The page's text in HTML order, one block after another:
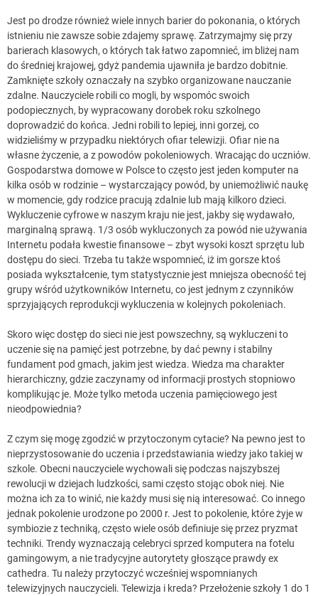
Jest po drodze również wiele innych barier do pokonania, o których
istnieniu nie zawsze sobie zdajemy sprawę. Zatrzymajmy się przy
barierach klasowych, o których tak łatwo zapomnieć, im bliżej nam
do średniej krajowej, gdyż pandemia ujawniła je bardzo dobitnie.
Zamknięte szkoły oznaczały na szybko organizowane nauczanie
zdalne. Nauczyciele robili co mogli, by wspomóc swoich
podopiecznych, by wypracowany dorobek roku szkolnego
doprowadzić do końca. Jedni robili to lepiej, inni gorzej, co
widzieliśmy w przypadku niektórych ofiar telewizji. Ofiar nie na
własne życzenie, a z powodów pokoleniowych. Wracając do uczniów.
Gospodarstwa domowe w Polsce to często jest jeden komputer na
kilka osób w rodzinie – wystarczający powód, by uniemożliwić naukę
w momencie, gdy rodzice pracują zdalnie lub mają kilkoro dzieci.
Wykluczenie cyfrowe w naszym kraju nie jest, jakby się wydawało,
marginalną sprawą. 1/3 osób wykluczonych za powód nie używania
Internetu podała kwestie finansowe – zbyt wysoki koszt sprzętu lub
dostępu do sieci. Trzeba tu także wspomnieć, iż im gorsze ktoś
posiada wykształcenie, tym statystycznie jest mniejsza obecność tej
grupy wśród użytkowników Internetu, co jest jednym z czynników
sprzyjających reprodukcji wykluczenia w kolejnych pokoleniach.
Skoro więc dostęp do sieci nie jest powszechny, są wykluczeni to
uczenie się na pamięć jest potrzebne, by dać pewny i stabilny
fundament pod gmach, jakim jest wiedza. Wiedza ma charakter
hierarchiczny, gdzie zaczynamy od informacji prostych stopniowo
komplikując je. Może tylko metoda uczenia pamięciowego jest
nieodpowiednia?
Z czym się mogę zgodzić w przytoczonym cytacie? Na pewno jest to
nieprzystosowanie do uczenia i przedstawiania wiedzy jako takiej w
szkole. Obecni nauczyciele wychowali się podczas najszybszej
rewolucji w dziejach ludzkości, sami często stojąc obok niej. Nie
można ich za to winić, nie każdy musi się nią interesować. Co innego
jednak pokolenie urodzone po 2000 r. Jest to pokolenie, które żyje w
symbiozie z techniką, często wiele osób definiuje się przez pryzmat
techniki. Trendy wyznaczają celebryci sprzed komputera na fotelu
gamingowym, a nie tradycyjne autorytety głoszące prawdy ex
cathedra. Tu należy przytoczyć wcześniej wspomnianych
telewizyjnych nauczycieli. Telewizja i kreda? Przełożenie szkoły 1 do 1